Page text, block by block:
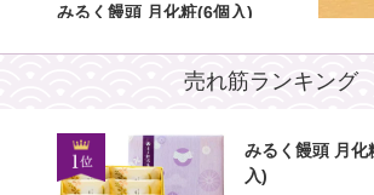
みるく饅頭 月化粧(6個入)
詳しくはこちら
朝焼み
売れ筋ランキング
みるく饅頭 月化
入)